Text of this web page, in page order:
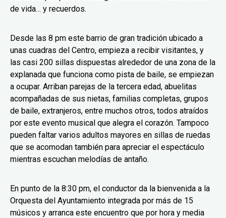
de vida… y recuerdos.
Desde las 8 pm este barrio de gran tradición ubicado a
unas cuadras del Centro, empieza a recibir visitantes, y
las casi 200 sillas dispuestas alrededor de una zona de la
explanada que funciona como pista de baile, se empiezan
a ocupar. Arriban parejas de la tercera edad, abuelitas
acompañadas de sus nietas, familias completas, grupos
de baile, extranjeros, entre muchos otros, todos atraídos
por este evento musical que alegra el corazón. Tampoco
pueden faltar varios adultos mayores en sillas de ruedas
que se acomodan también para apreciar el espectáculo
mientras escuchan melodías de antaño.
En punto de la 8:30 pm, el conductor da la bienvenida a la
Orquesta del Ayuntamiento integrada por más de 15
músicos y arranca este encuentro que por hora y media